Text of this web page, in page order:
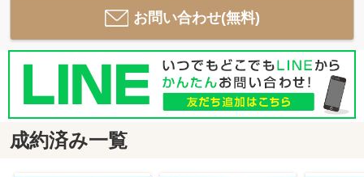
お問い合わせ(無料)
成約済み一覧